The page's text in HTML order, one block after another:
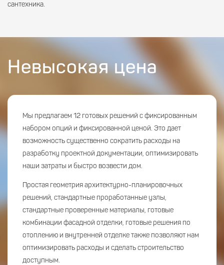
сантехника.
Невысокая цена
Мы предлагаем 12 готовых решений с фиксированным
набором опций и фиксированной ценой. Это дает
возможность существенно сократить расходы на
разработку проектной документации, оптимизировать
наши затраты и быстро возвести дом.
Простая геометрия архитектурно-планировочных
решений, стандартные проработанные узлы,
стандартные проверенные материалы, готовые
комбинации фасадной отделки, готовые решения по
отоплению и внутренней отделке также позволяют нам
оптимизировать расходы и сделать строительство
доступным.